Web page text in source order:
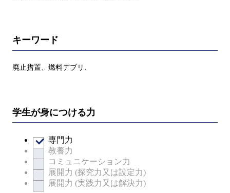
キーワード
廃止措置、燃料デブリ、
学生が身につける力
専門力
教養力
コミュニケーション力
展開力 (探究力又は設定力)
展開力 (実践力又は解決力)